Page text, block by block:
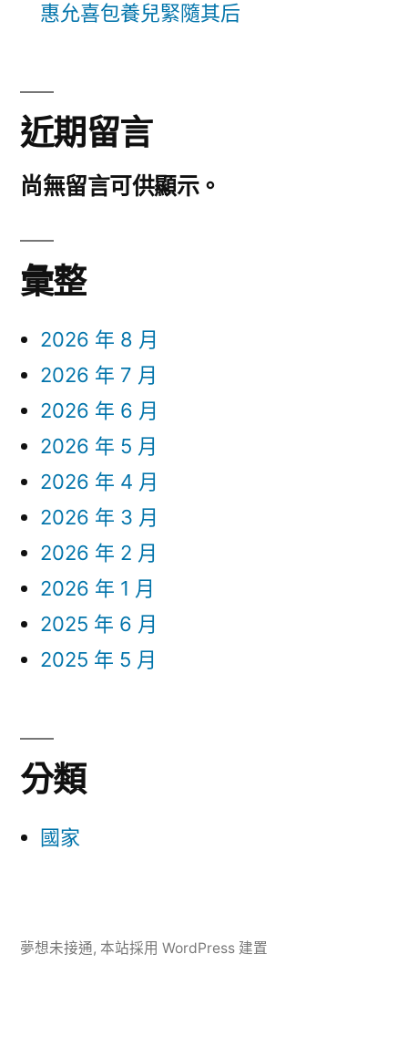
惠允喜包養兒緊隨其后
近期留言
尚無留言可供顯示。
彙整
2026 年 8 月
2026 年 7 月
2026 年 6 月
2026 年 5 月
2026 年 4 月
2026 年 3 月
2026 年 2 月
2026 年 1 月
2025 年 6 月
2025 年 5 月
分類
國家
夢想未接通, 本站採用 WordPress 建置